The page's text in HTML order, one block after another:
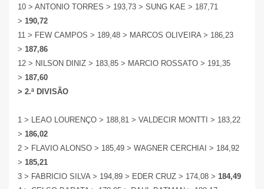
10 > ANTONIO TORRES > 193,73 > SUNG KAE > 187,71
> 190,72
11 > FEW CAMPOS > 189,48 > MARCOS OLIVEIRA > 186,23
> 187,86
12 > NILSON DINIZ > 183,85 > MARCIO ROSSATO > 191,35
> 187,60
> 2.ª DIVISÃO
1 > LEAO LOURENÇO > 188,81 > VALDECIR MONTTI > 183,22
> 186,02
2 > FLAVIO ALONSO > 185,49 > WAGNER CERCHIAI > 184,92
> 185,21
3 > FABRICIO SILVA > 194,89 > EDER CRUZ > 174,08 > 184,49